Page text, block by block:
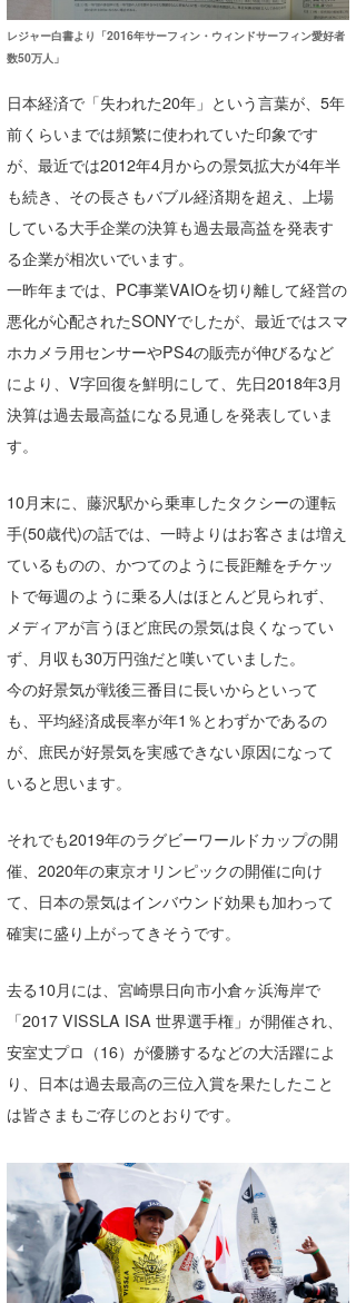
レジャー白書より「2016年サーフィン・ウィンドサーフィン愛好者
数50万人」
日本経済で「失われた20年」という言葉が、5年
前くらいまでは頻繁に使われていた印象です
が、最近では2012年4月からの景気拡大が4年半
も続き、その長さもバブル経済期を超え、上場
している大手企業の決算も過去最高益を発表す
る企業が相次いでいます。
一昨年までは、PC事業VAIOを切り離して経営の
悪化が心配されたSONYでしたが、最近ではスマ
ホカメラ用センサーやPS4の販売が伸びるなど
により、V字回復を鮮明にして、先日2018年3月
決算は過去最高益になる見通しを発表していま
す。
10月末に、藤沢駅から乗車したタクシーの運転
手(50歳代)の話では、一時よりはお客さまは増え
ているものの、かつてのように長距離をチケッ
トで毎週のように乗る人はほとんど見られず、
メディアが言うほど庶民の景気は良くなってい
ず、月収も30万円強だと嘆いていました。
今の好景気が戦後三番目に長いからといって
も、平均経済成長率が年1％とわずかであるの
が、庶民が好景気を実感できない原因になって
いると思います。
それでも2019年のラグビーワールドカップの開
催、2020年の東京オリンピックの開催に向け
て、日本の景気はインバウンド効果も加わって
確実に盛り上がってきそうです。
去る10月には、宮崎県日向市小倉ヶ浜海岸で
「2017 VISSLA ISA 世界選手権」が開催され、
安室丈プロ（16）が優勝するなどの大活躍によ
り、日本は過去最高の三位入賞を果たしたこと
は皆さまもご存じのとおりです。
chappy
Romisea